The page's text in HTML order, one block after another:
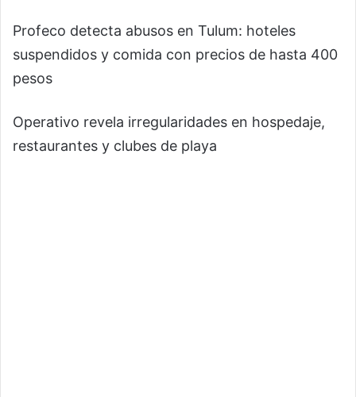
Profeco detecta abusos en Tulum: hoteles
suspendidos y comida con precios de hasta 400
pesos
Operativo revela irregularidades en hospedaje,
restaurantes y clubes de playa